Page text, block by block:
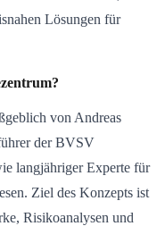
Lösungen für
von Andreas
der BVSV
langjähriger Experte für
Ziel des Konzepts ist
Risikoanalysen und